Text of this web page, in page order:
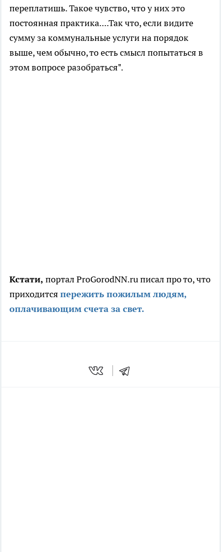
переплатишь. Такое чувство, что у них это
постоянная практика....Так что, если видите
сумму за коммунальные услуги на порядок
выше, чем обычно, то есть смысл попытаться в
этом вопросе разобраться".
Кстати, портал ProGorodNN.ru писал про то, что
приходится пережить пожилым людям,
оплачивающим счета за свет.